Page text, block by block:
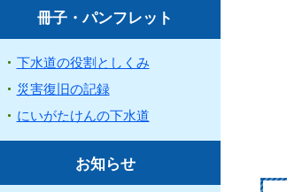
冊子・パンフレット
下水道の役割としくみ
災害復旧の記録
にいがたけんの下水道
お知らせ